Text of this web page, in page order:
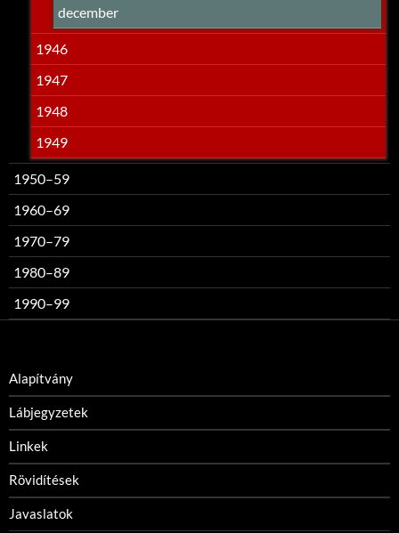
december
1946
1947
1948
1949
1950–59
1960–69
1970–79
1980–89
1990–99
Alapítvány
Lábjegyzetek
Linkek
Rövidítések
Javaslatok